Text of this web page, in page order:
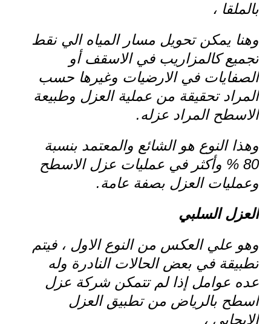
بالملقا ،
وهنا يمكن تحويل مسار المياه الي نقط
تجميع كالمزاريب في الاسقف أو
الصفايات في الارضيات وغيرها حسب
المراد تحقيقة من عملية العزل وطبيعة
الاسطح المراد عزله.
وهذا النوع هو الشائع والمعتمد بنسبة
80 % وأكثر في عمليات عزل الاسطح
وعمليات العزل بصفة عامة.
العزل السلبي
وهو علي العكس من النوع الاول ، فيتم
تطبيقة في بعض الحالات النادرة وله
عده عوامل إذا لم تتمكن شركة عزل
اسطح بالرياض من تطبيق العزل
الايجابي ،